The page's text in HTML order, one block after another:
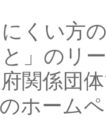
くい方
と」のリ
関係団
ホーム